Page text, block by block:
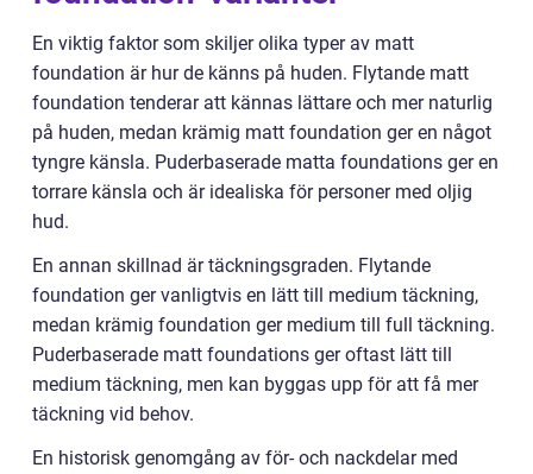
En viktig faktor som skiljer olika typer av matt
foundation är hur de känns på huden. Flytande matt
foundation tenderar att kännas lättare och mer naturlig
på huden, medan krämig matt foundation ger en något
tyngre känsla. Puderbaserade matta foundations ger en
torrare känsla och är idealiska för personer med oljig
hud.
En annan skillnad är täckningsgraden. Flytande
foundation ger vanligtvis en lätt till medium täckning,
medan krämig foundation ger medium till full täckning.
Puderbaserade matt foundations ger oftast lätt till
medium täckning, men kan byggas upp för att få mer
täckning vid behov.
En historisk genomgång av för- och nackdelar med